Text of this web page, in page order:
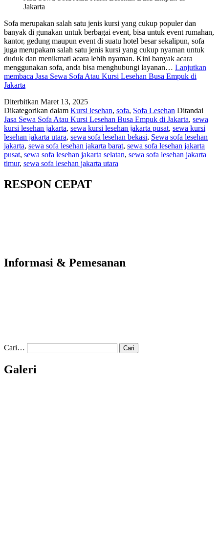
Jakarta
Sofa merupakan salah satu jenis kursi yang cukup populer dan
banyak di gunakan untuk berbagai event, bisa untuk event rumahan,
kantor, gedung maupun event di suatu hotel besar sekalipun, sofa
juga merupakam salah satu jenis kursi yang cukup nyaman untuk
duduk dan menikmati acara lebih nyaman. Kini banyak acara
menggunakan sofa, anda bisa menghubungi layanan… Lanjutkan
membaca Jasa Sewa Sofa Atau Kursi Lesehan Busa Empuk di
Jakarta
Diterbitkan Maret 13, 2025
Dikategorikan dalam Kursi lesehan, sofa, Sofa Lesehan Ditandai
Jasa Sewa Sofa Atau Kursi Lesehan Busa Empuk di Jakarta, sewa
kursi lesehan jakarta, sewa kursi lesehan jakarta pusat, sewa kursi
lesehan jakarta utara, sewa sofa lesehan bekasi, Sewa sofa lesehan
jakarta, sewa sofa lesehan jakarta barat, sewa sofa lesehan jakarta
pusat, sewa sofa lesehan jakarta selatan, sewa sofa lesehan jakarta
timur, sewa sofa lesehan jakarta utara
RESPON CEPAT
Informasi & Pemesanan
Cari…
Galeri